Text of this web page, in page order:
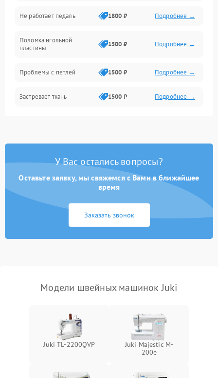
Игловодитель и механизмы
Не работает педаль 1800 ₽ Подробнее →
Поломка игольной
пластины
1500 ₽ Подробнее →
Проблемы с петлей 1500 ₽ Подробнее →
Застревает ткань 1500 ₽ Подробнее →
Не работают кнопки
У Вас остались вопросы?
Оставьте заявку, мы свяжемся с Вами в ближайшее
время
Заказать звонок
Модели швейных машинок Juki
Juki TL-2200QVP
Juki Majestic M-
200e